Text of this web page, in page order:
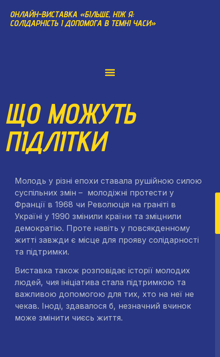
ОНЛАЙН-ВИСТАВКА «БІЛЬШЕ, НІЖ Я:
СОЛІДАРНІСТЬ І ДОПОМОГА В ТЕМНІ ЧАСИ»
ЩО МОЖУТЬ
ПІДЛІТКИ
Молодь у різні епохи ставала рушійною силою
суспільних змін – молодіжні протести у
Франції в 1968 чи Революція на граніті в
Україні у 1990 змінили країни та зміцнили
демократію. Проте навіть у повсякденному
житті завжди є місце для прояву солідарності
та підтримки.
Виставка також розповідає історії молодих
людей, чия ініціатива стала підтримкою та
важливою допомогою для тих, хто на неї не
чекав. Іноді, здавалося б, незначний вчинок
може змінити чиєсь життя.